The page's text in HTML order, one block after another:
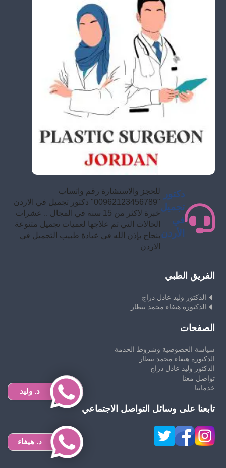
دكتور
تجميل
في
الأردن
للحجز والاستشارة رقم واتساب
"00962123456789" دكتور تجميل في الاردن
خبرة لاكثر من 15 سنة في المجال .. عشرات
الحالات التي تم علاجها لعميات تجميل متنوعة
بنجاح بإذن الله في عيادة طبيب التجميل في
الاردن
الفريق الطبي
الدكتور وليد عادل دراج
الدكتورة هيفاء محمد بيطار
الصفحات
سياسة الخصوصية وشروط الخدمة
الدكتورة هيفاء محمد بيطار
الدكتور وليد عادل دراج
تواصل معنا
خدماتنا
تابعنا على وسائل التواصل الاجتماعي
د. وليد
د. هيفاء